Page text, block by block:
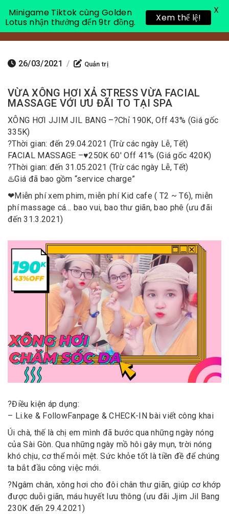
Toggle
26/03/2021 / Quản trị
VỪA XÔNG HƠI XẢ STRESS VỪA FACIAL
MASSAGE VỚI ƯU ĐÃI TO TẠI SPA
XÔNG HƠI JJIM JIL BANG –?Chỉ 190K, Off 43% (Giá gốc
335K)
?Thời gian: đến 29.04.2021 (Trừ các ngày Lễ, Tết)
FACIAL MASSAGE –♥️250K 60′ Off 41% (Giá gốc 420K)
?Thời gian: đến 31.05.2021 (Trừ các ngày Lễ, Tết)
♨️Giá đã bao gồm “service charge”
❤Miễn phí xem phim, miễn phí Kid cafe ( T2 ~ T6), miễn
phí massage cá… bao vui, bao thư giãn, bao phê (ưu đãi
đến 31.3.2021)
?Điều kiện áp dụng:
– Li.ke & FollowFanpage & CHECK-IN bài viết công khai
Úi chà, thế là chị em mình đã bước qua những ngày nóng
của Sài Gòn. Qua những ngày mồ hôi gây mụn, trời nóng
khó chịu, cơ thể mỏi mệt. Sức khỏe tốt là tiền đề để chúng
ta bắt đầu công việc mới.
?Ngâm chân, xông hơi cho đôi chân thư giãn, giúp cơ khớp
được duỗi giãn, máu huyết lưu thông (ưu đãi Jjim Jil Bang
230K đến 29.4.2021)
Minigame Tiktok cùng Golden
Lotus nhận thưởng đến 9tr đồng.
Xem thể lệ!
X